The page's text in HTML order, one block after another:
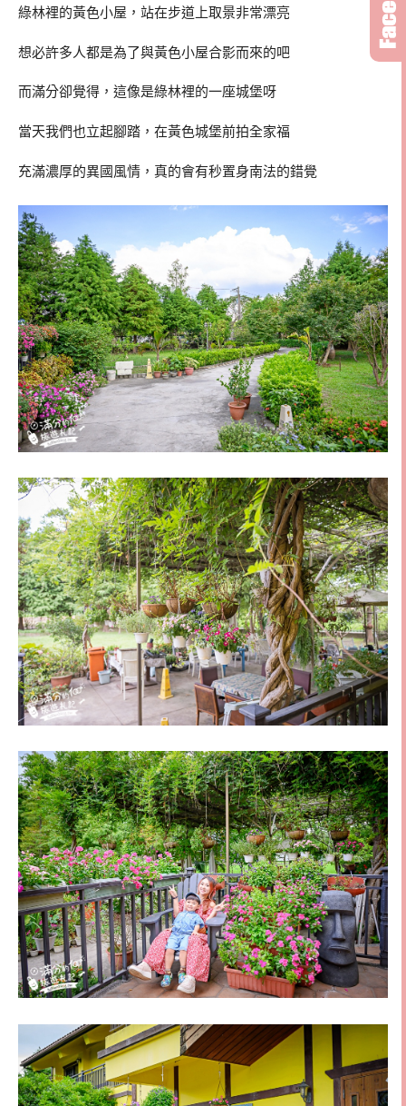
綠林裡的黃色小屋，站在步道上取景非常漂亮
想必許多人都是為了與黃色小屋合影而來的吧
而滿分卻覺得，這像是綠林裡的一座城堡呀
當天我們也立起腳踏，在黃色城堡前拍全家福
充滿濃厚的異國風情，真的會有秒置身南法的錯覺